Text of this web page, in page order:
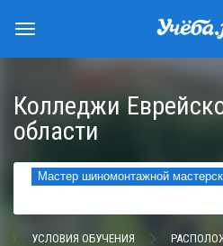
Колледжи
области
Мастер шиномонтажной
УСЛОВИЯ ОБУЧЕНИЯ